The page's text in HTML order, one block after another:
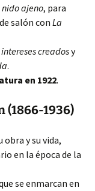
nido ajeno, para
salón con La
intereses creadosy
.
en 1922.
(1866-1936)
y su vida,
en la época de la
se enmarcan en